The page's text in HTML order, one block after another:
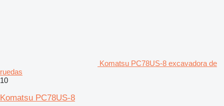
Komatsu PC78US-8 excavadora de
ruedas
10
Komatsu PC78US-8